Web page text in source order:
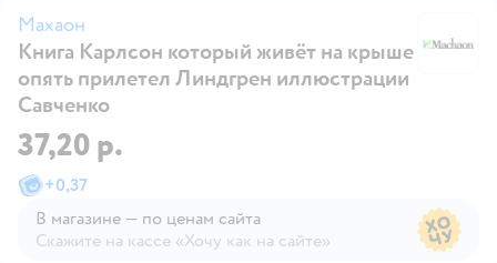
Махаон
Книга Карлсон который живёт на крыше
опять прилетел Линдгрен иллюстрации
Савченко
37,20 р.
+0,37
В магазине — по ценам сайта
Скажите на кассе «Хочу как на сайте»